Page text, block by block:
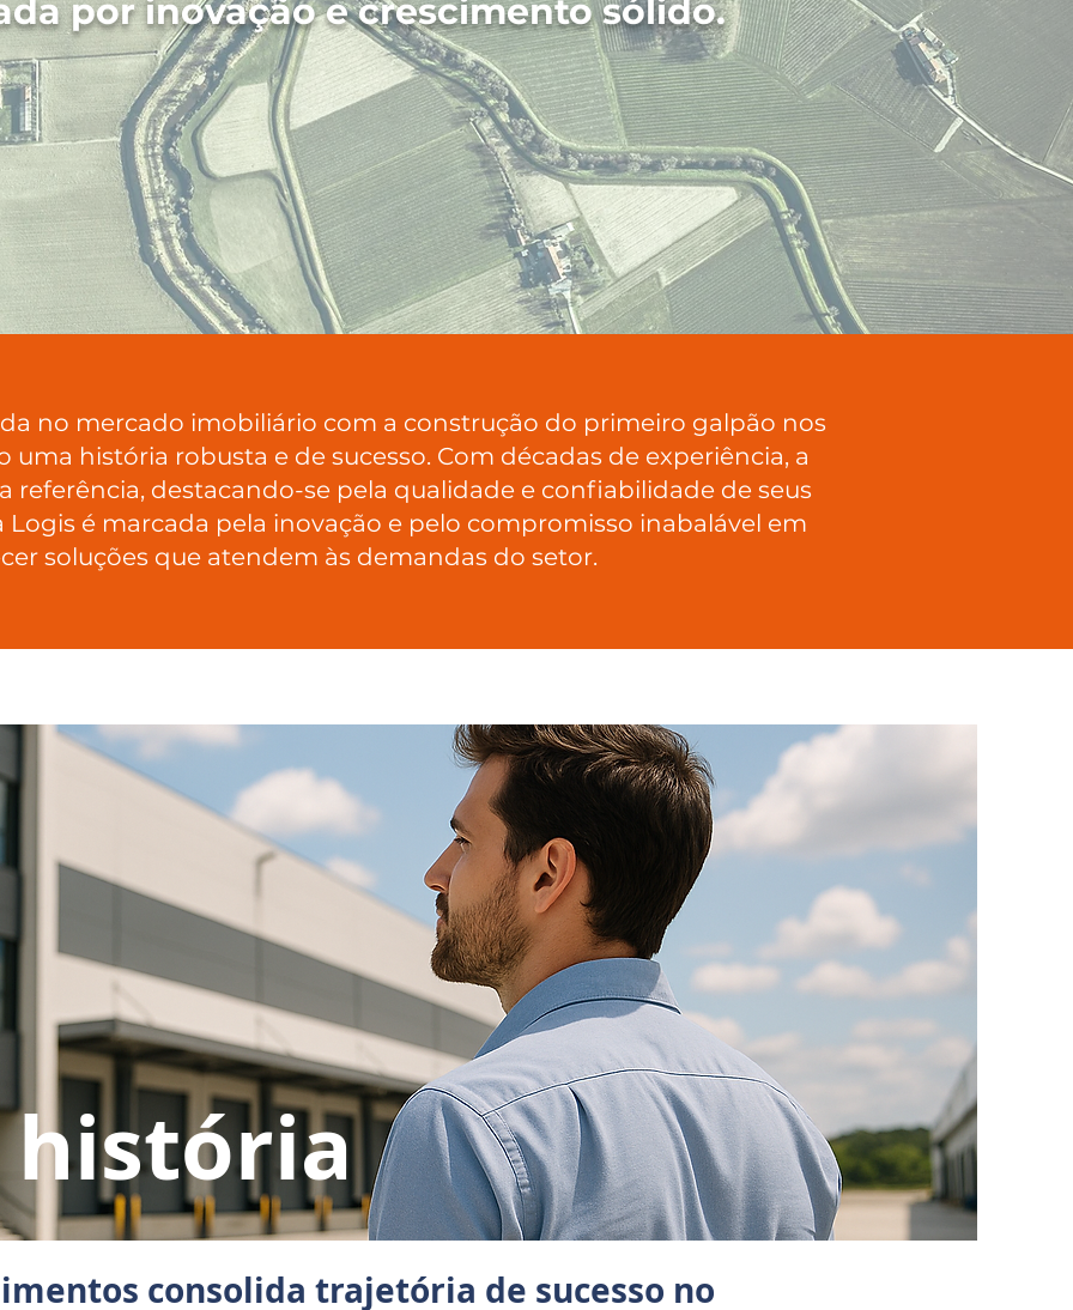
por inovação e crescimento sólido.
no mercado imobiliário com a construção do primeiro galpão nos
uma história robusta e de sucesso. Com décadas de experiência, a
referência, destacando-se pela qualidade e confiabilidade de seus
Logis é marcada pela inovação e pelo compromisso inabalável em
soluções que atendem às demandas do setor.
história
consolida trajetória de sucesso no